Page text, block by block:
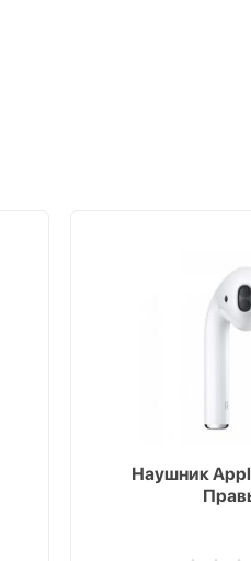
Наушник